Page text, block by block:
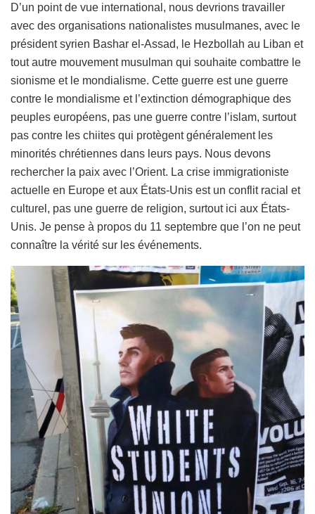
D’un point de vue international, nous devrions travailler
avec des organisations nationalistes musulmanes, avec le
président syrien Bashar el-Assad, le Hezbollah au Liban et
tout autre mouvement musulman qui souhaite combattre le
sionisme et le mondialisme. Cette guerre est une guerre
contre le mondialisme et l’extinction démographique des
peuples européens, pas une guerre contre l’islam, surtout
pas contre les chiites qui protègent généralement les
minorités chrétiennes dans leurs pays. Nous devons
rechercher la paix avec l’Orient. La crise immigrationiste
actuelle en Europe et aux États-Unis est un conflit racial et
culturel, pas une guerre de religion, surtout ici aux États-
Unis. Je pense à propos du 11 septembre que l’on ne peut
connaître la vérité sur les événements.